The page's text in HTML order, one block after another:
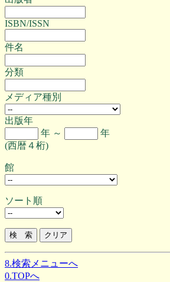
ISBN/ISSN
件名
分類
メディア種別
出版年
年 ～
年
(西暦４桁)
館
ソート順
8.検索メニューへ
0.TOPへ